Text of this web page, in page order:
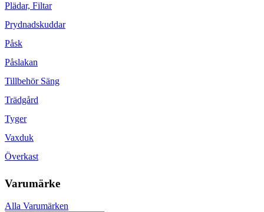
Plädar, Filtar
Prydnadskuddar
Påsk
Påslakan
Tillbehör Säng
Trädgård
Tyger
Vaxduk
Överkast
Varumärke
Alla Varumärken